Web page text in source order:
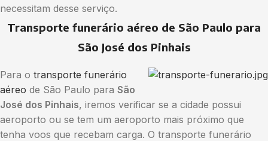
necessitam desse serviço.
Transporte funerário aéreo de São Paulo para
São José dos Pinhais
Para o transporte funerário
aéreo de São Paulo para São
José dos Pinhais, iremos verificar se a cidade possui
aeroporto ou se tem um aeroporto mais próximo que
tenha voos que recebam carga. O transporte funerário